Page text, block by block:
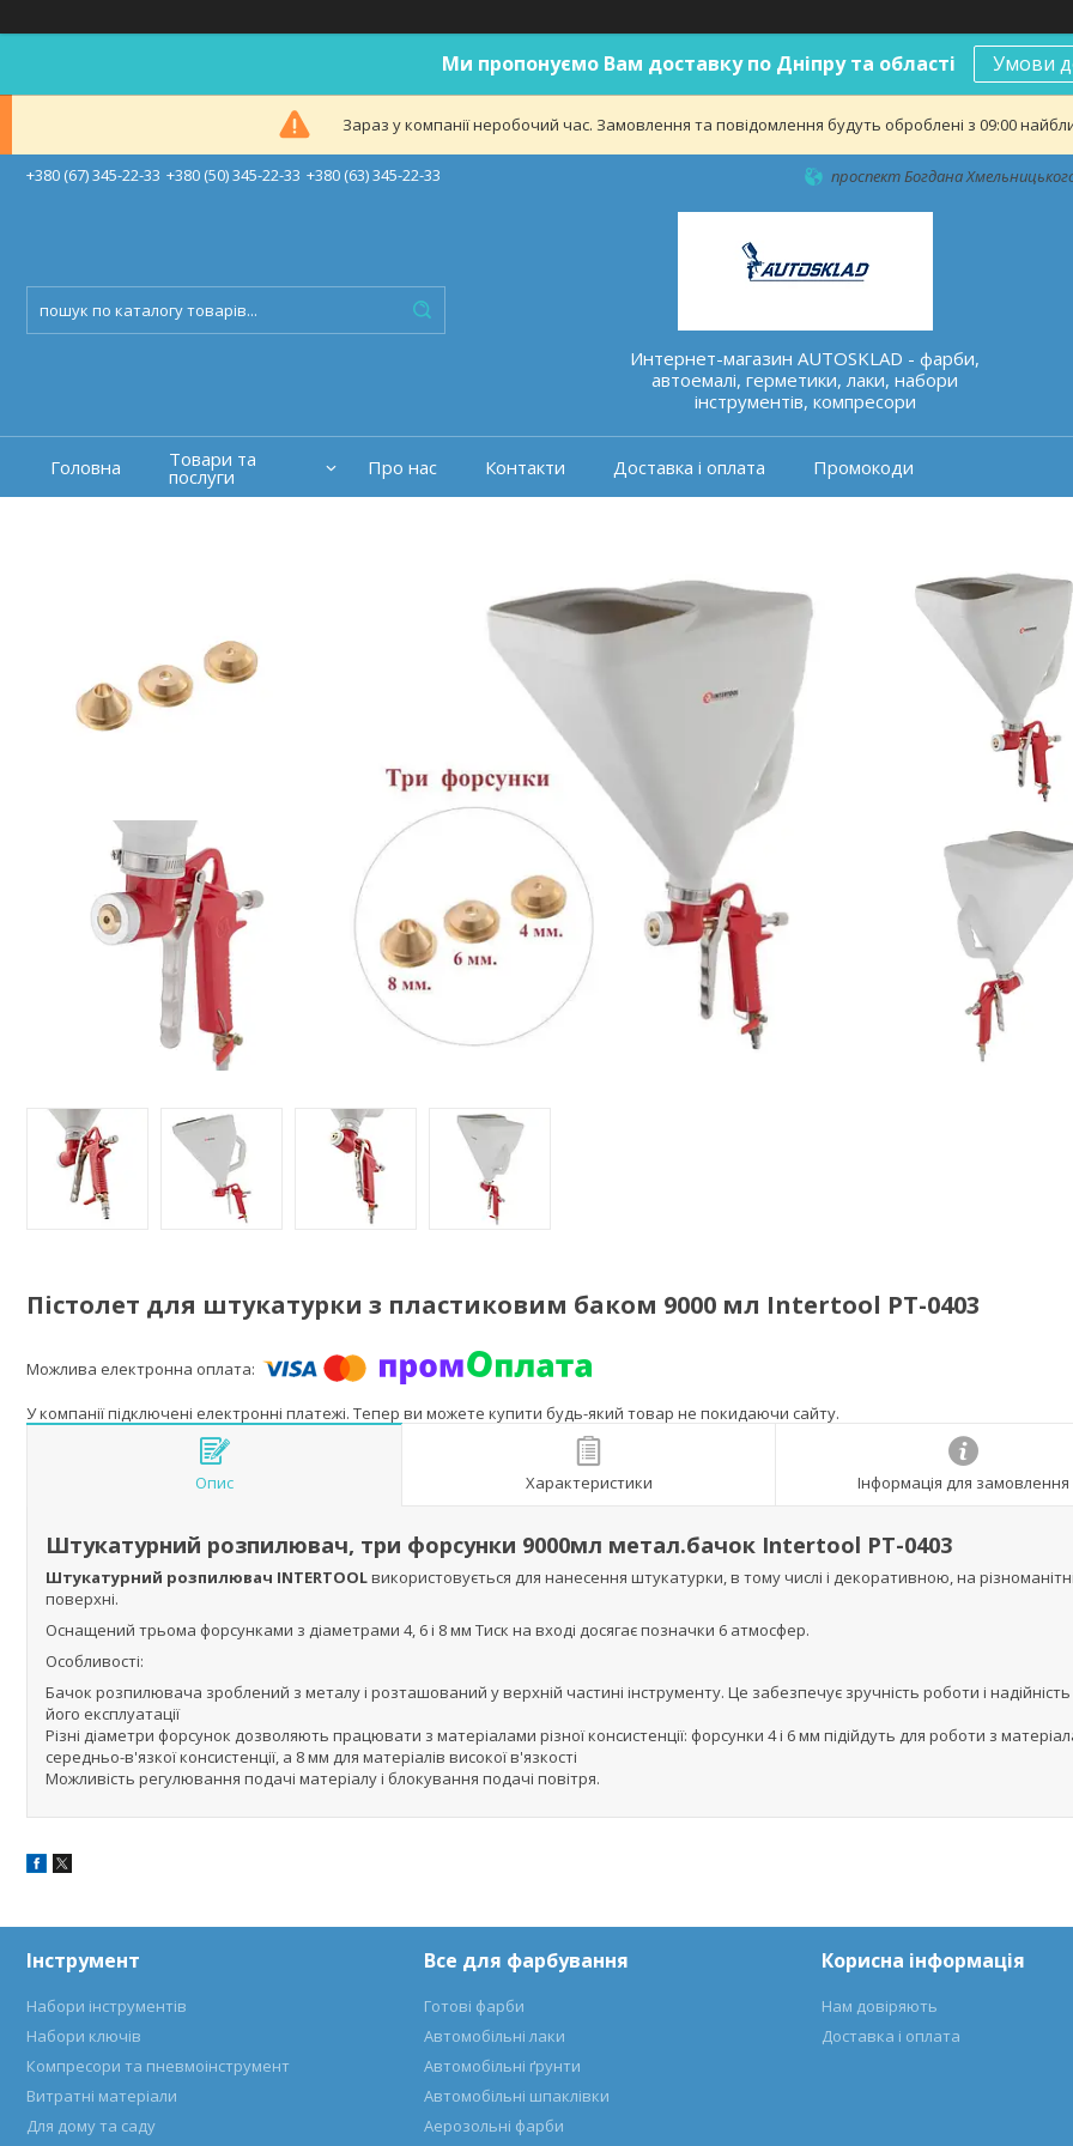
Ми пропонуємо Вам доставку по Дніпру та області Умови
Зараз у компанії неробочий час. Замовлення та повідомлення будуть оброблені з 09:00
+380 (67) 345-22-33 +380 (50) 345-22-33 +380 (63) 345-22-33 проспект Богдана
Интернет-магазин AUTOSKLAD - фарби,
автоемалі, герметики, лаки, набори
інструментів, компресори
Головна Товари та
послуги Про нас Контакти Доставка і оплата Промокоди
Пістолет для штукатурки з пластиковим баком 9000 мл Intertool PT-0403
У компанії підключені електронні платежі. Тепер ви можете купити будь-який товар не покидаючи сайту.
Опис Характеристики Інформація для замовлення
Штукатурний розпилювач, три форсунки 9000мл метал.бачок Intertool PT-0403
Штукатурний розпилювач INTERTOOLвикористовується для нанесення штукатурки, в тому числі і декоративною, на
поверхні.
Оснащений трьома форсунками з діаметрами 4, 6 і 8 мм Тиск на вході досягає позначки 6 атмосфер.
Особливості:
Бачок розпилювача зроблений з металу і розташований у верхній частині інструменту. Це забезпечує зручність роботи і
його експлуатації
Різні діаметри форсунок дозволяють працювати з матеріалами різної консистенції: форсунки 4 і 6 мм підійдуть для роботи з
середньо-в'язкої консистенції, а 8 мм для матеріалів високої в'язкості
Можливість регулювання подачі матеріалу і блокування подачі повітря.
Інструмент
Набори інструментів
Набори ключів
Компресори та пневмоінструмент
Витратні матеріали
Для дому та саду
Все для фарбування
Готові фарби
Автомобільні лаки
Автомобільні ґрунти
Автомобільні шпаклівки
Аерозольні фарби
Корисна інформація
Нам довіряють
Доставка і оплата